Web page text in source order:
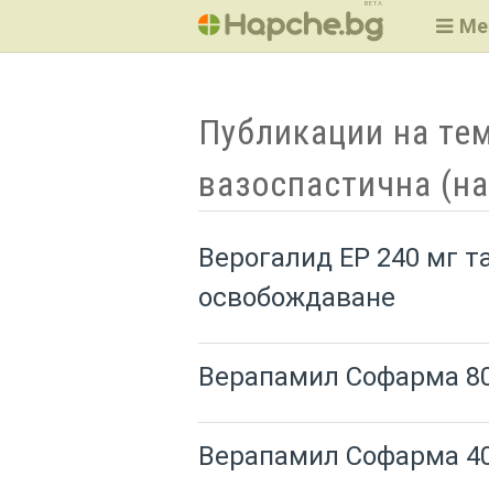
BETA
Публикации на
вазоспастична
Верогалид ЕР 240 мг
освобождаване
Верапамил Софарма
Верапамил Софарма